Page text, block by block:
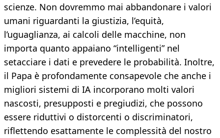
scienze. Non dovremmo mai abbandonare i valori
umani riguardanti la giustizia, l’equità,
l’uguaglianza, ai calcoli delle macchine, non
importa quanto appaiano “intelligenti” nel
setacciare i dati e prevedere le probabilità. Inoltre,
il Papa è profondamente consapevole che anche i
migliori sistemi di IA incorporano molti valori
nascosti, presupposti e pregiudizi, che possono
essere riduttivi o distorcenti o discriminatori,
riflettendo esattamente le complessità del nostro